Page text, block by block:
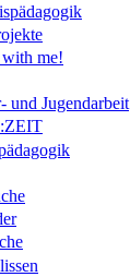
me!
und Jugendarbeit